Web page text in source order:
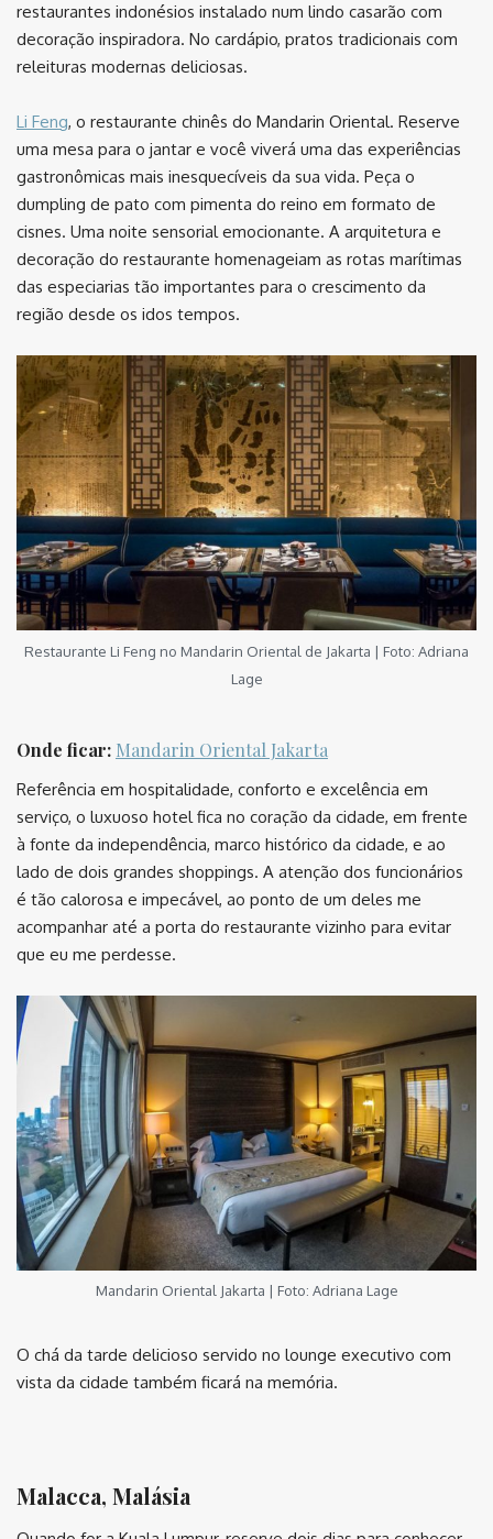
restaurantes indonésios instalado num lindo casarão com
decoração inspiradora. No cardápio, pratos tradicionais com
releituras modernas deliciosas.
Li Feng, o restaurante chinês do Mandarin Oriental. Reserve
uma mesa para o jantar e você viverá uma das experiências
gastronômicas mais inesquecíveis da sua vida. Peça o
dumpling de pato com pimenta do reino em formato de
cisnes. Uma noite sensorial emocionante. A arquitetura e
decoração do restaurante homenageiam as rotas marítimas
das especiarias tão importantes para o crescimento da
região desde os idos tempos.
Restaurante Li Feng no Mandarin Oriental de Jakarta | Foto: Adriana
Lage
Onde ficar: Mandarin Oriental Jakarta
Referência em hospitalidade, conforto e excelência em
serviço, o luxuoso hotel fica no coração da cidade, em frente
à fonte da independência, marco histórico da cidade, e ao
lado de dois grandes shoppings. A atenção dos funcionários
é tão calorosa e impecável, ao ponto de um deles me
acompanhar até a porta do restaurante vizinho para evitar
que eu me perdesse.
Mandarin Oriental Jakarta | Foto: Adriana Lage
O chá da tarde delicioso servido no lounge executivo com
vista da cidade também ficará na memória.
Malacca, Malásia